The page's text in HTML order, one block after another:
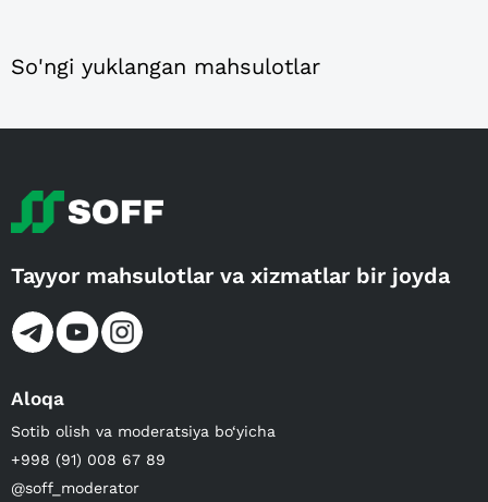
So'ngi yuklangan mahsulotlar
Tayyor mahsulotlar va xizmatlar bir joyda
Aloqa
Sotib olish va moderatsiya bo‘yicha
+998 (91) 008 67 89
@soff_moderator